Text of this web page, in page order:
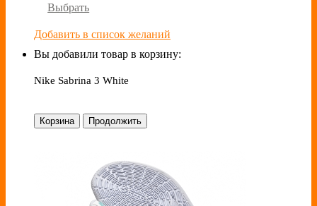
Выбрать
Добавить в список желаний
Вы добавили товар в корзину:
Nike Sabrina 3 White
Корзина Продолжить